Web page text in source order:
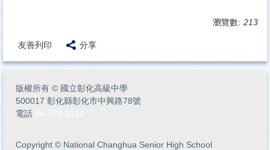
瀏覽數: 213
友善列印 分享
版權所有 © 國立彰化高級中學
500017 彰化縣彰化市中興路78號
電話
Copyright © National Changhua Senior High School